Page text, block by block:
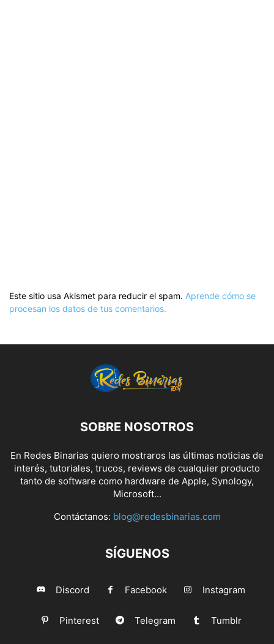
Este sitio usa Akismet para reducir el spam. Aprende cómo se
procesan los datos de tus comentarios.
SOBRE NOSOTROS
En Redes Binarias quiero mostraros las últimas noticias de
interés, tutoriales, trucos, reviews de cualquier producto
tanto de software como hardware de Apple, Synology,
Microsoft...
Contáctanos: blog@redesbinarias.com
SÍGUENOS
Discord Facebook Instagram
Pinterest Telegram Tumblr